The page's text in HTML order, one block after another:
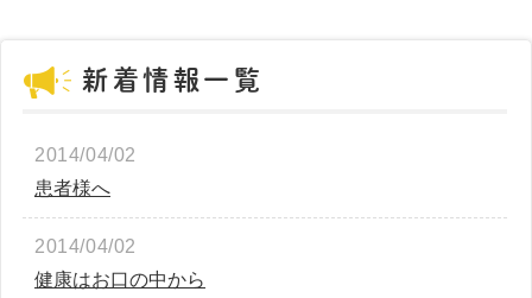
新着情報一覧
2014/04/02
患者様へ
2014/04/02
健康はお口の中から